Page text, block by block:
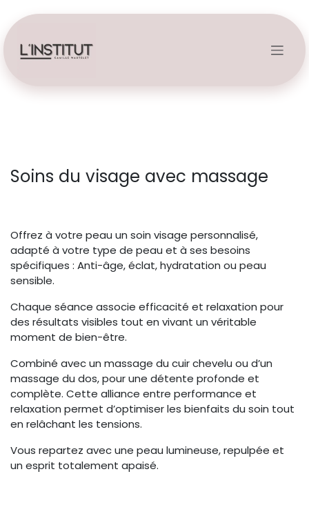
Soins du visage avec massage
Offrez à votre peau un soin visage personnalisé,
adapté à votre type de peau et à ses besoins
spécifiques : Anti-âge, éclat, hydratation ou peau
sensible.
Chaque séance associe efficacité et relaxation pour
des résultats visibles tout en vivant un véritable
moment de bien-être.
Combiné avec un massage du cuir chevelu ou d’un
massage du dos, pour une détente profonde et
complète. Cette alliance entre performance et
relaxation permet d’optimiser les bienfaits du soin tout
en relâchant les tensions.
Vous repartez avec une peau lumineuse, repulpée et
un esprit totalement apaisé.